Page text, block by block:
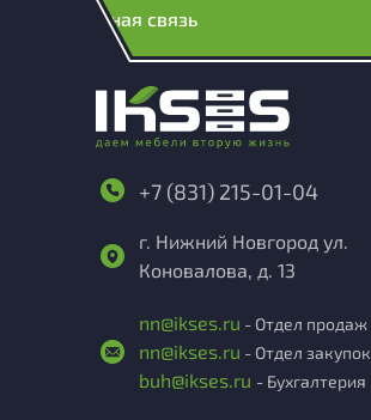
Обратная связь
+7 (831) 215-01-04
г. Нижний Новгород ул.
Коновалова, д. 13
nn@ikses.ru - Отдел продаж
nn@ikses.ru - Отдел закупок
buh@ikses.ru - Бухгалтерия